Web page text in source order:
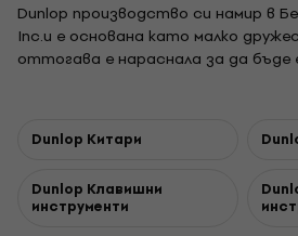
Dunlop производство си намир в
Inc.и е основана като малко
оттогава е нараснала за да
музикалниинструменти. Dunlop е
легендарни продукти като
Dunlop Китари
Dunlop Клавишни
инструменти